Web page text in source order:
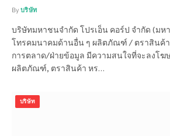
By บริษัท
บริษัทมหาชนจำกัด โปรเอ็น คอร์ป จำกัด (มห
โทรคมนาคมด้านอื่น ๆ ผลิตภัณฑ์ / ตราสินค้า
การตลาด/ฝ่ายข้อมูล มีความสนใจที่จะลงโฆ
ผลิตภัณฑ์, ตราสินค้า หร…
บริษัท